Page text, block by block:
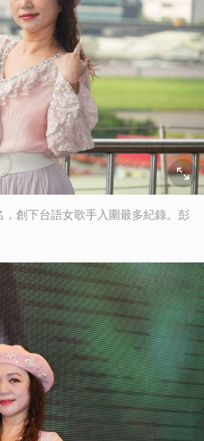
創下台語女歌手入圍最多紀錄。彭